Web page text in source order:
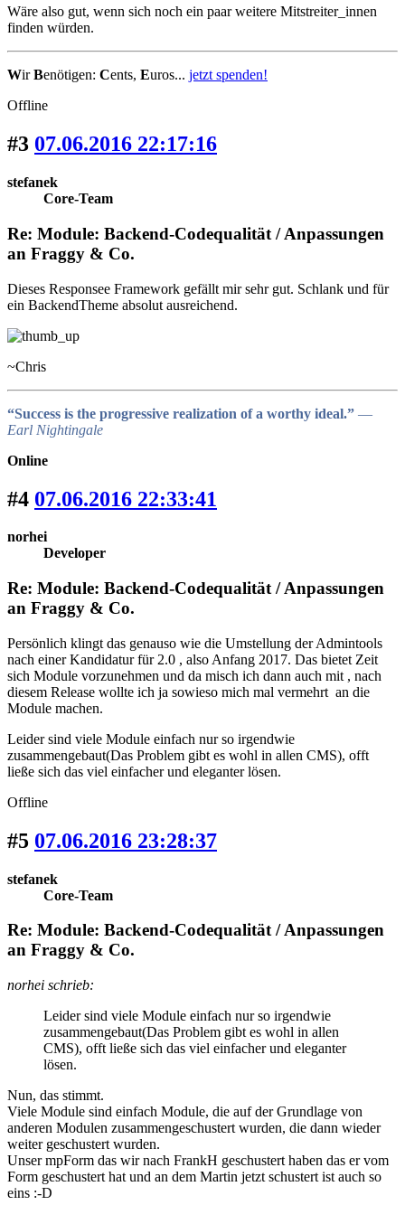
Wäre also gut, wenn sich noch ein paar weitere Mitstreiter_innen
finden würden.
WirBenötigen: Cents, Euros... jetzt spenden!
Offline
#3 07.06.2016 22:17:16
stefanek
Core-Team
Re: Module: Backend-Codequalität / Anpassungen
an Fraggy & Co.
Dieses Responsee Framework gefällt mir sehr gut. Schlank und für
ein BackendTheme absolut ausreichend.
~Chris
“Success is the progressive realization of a worthy ideal.” ―
Earl Nightingale
Online
#4 07.06.2016 22:33:41
norhei
Developer
Re: Module: Backend-Codequalität / Anpassungen
an Fraggy & Co.
Persönlich klingt das genauso wie die Umstellung der Admintools
nach einer Kandidatur für 2.0 , also Anfang 2017. Das bietet Zeit
sich Module vorzunehmen und da misch ich dann auch mit , nach
diesem Release wollte ich ja sowieso mich mal vermehrt an die
Module machen.
Leider sind viele Module einfach nur so irgendwie
zusammengebaut(Das Problem gibt es wohl in allen CMS), offt
ließe sich das viel einfacher und eleganter lösen.
Offline
#5 07.06.2016 23:28:37
stefanek
Core-Team
Re: Module: Backend-Codequalität / Anpassungen
an Fraggy & Co.
norhei schrieb:
Leider sind viele Module einfach nur so irgendwie
zusammengebaut(Das Problem gibt es wohl in allen
CMS), offt ließe sich das viel einfacher und eleganter
lösen.
Nun, das stimmt.
Viele Module sind einfach Module, die auf der Grundlage von
anderen Modulen zusammengeschustert wurden, die dann wieder
weiter geschustert wurden.
Unser mpForm das wir nach FrankH geschustert haben das er vom
Form geschustert hat und an dem Martin jetzt schustert ist auch so
eins :-D